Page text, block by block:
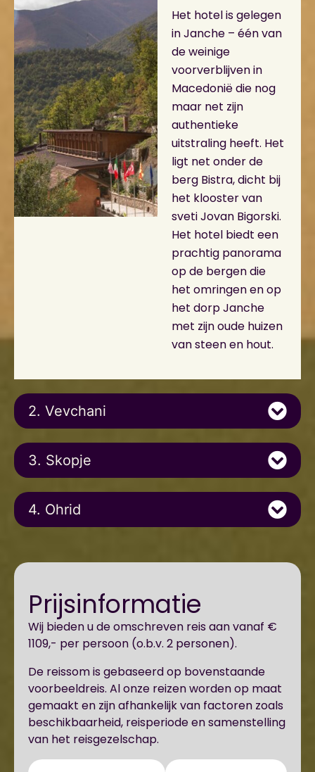
Het hotel is gelegen
in Janche – één van
de weinige
voorverblijven in
Macedonië die nog
maar net zijn
authentieke
uitstraling heeft. Het
ligt net onder de
berg Bistra, dicht bij
het klooster van
sveti Jovan Bigorski.
Het hotel biedt een
prachtig panorama
op de bergen die
het omringen en op
het dorp Janche
met zijn oude huizen
van steen en hout.
2. Vevchani
3. Skopje
4. Ohrid
Prijsinformatie
Wij bieden u de omschreven reis aan vanaf €
1109,- per persoon (o.b.v. 2 personen).
De reissom is gebaseerd op bovenstaande
voorbeeldreis. Al onze reizen worden op maat
gemaakt en zijn afhankelijk van factoren zoals
beschikbaarheid, reisperiode en samenstelling
van het reisgezelschap.